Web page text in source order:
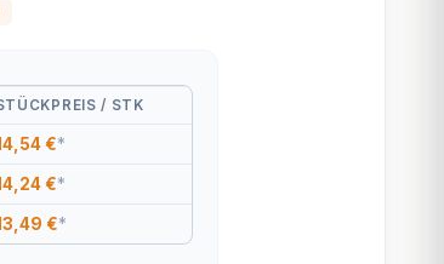
/ STK
€*
€*
€*